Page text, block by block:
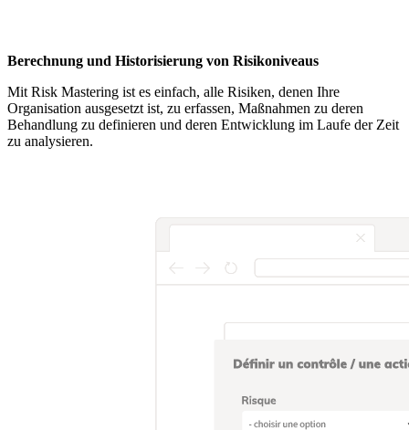
Berechnung und Historisierung von Risikoniveaus
Mit Risk Mastering ist es einfach, alle Risiken, denen Ihre
Organisation ausgesetzt ist, zu erfassen, Maßnahmen zu deren
Behandlung zu definieren und deren Entwicklung im Laufe der Zeit
zu analysieren.